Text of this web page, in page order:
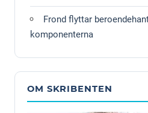
Frond flyttar
komponenterna
OM SKRIBENTEN